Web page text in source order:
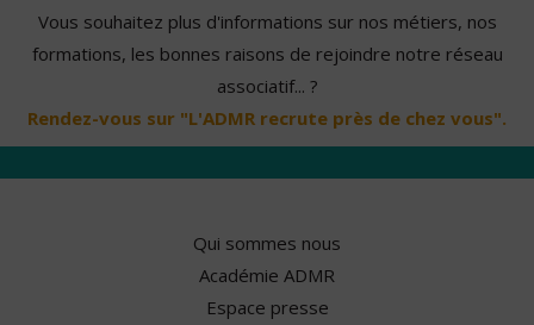
Vous souhaitez plus d'informations sur nos métiers, nos
formations, les bonnes raisons de rejoindre notre réseau
associatif... ?
Rendez-vous sur "L'ADMR recrute près de chez vous".
Qui sommes nous
Académie ADMR
Espace presse